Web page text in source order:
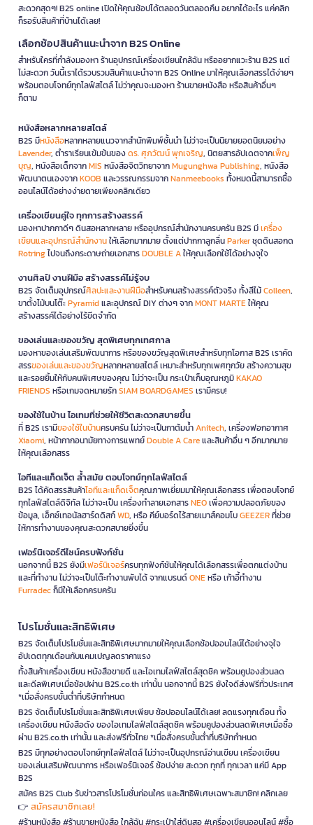
สะดวกสุดๆ! B2S online เปิดให้คุณช้อปได้ตลอดวันตลอดคืน อยากได้อะไร แค่คลิก
ก็รอรับสินค้าที่บ้านได้เลย!
เลือกช้อปสินค้าแนะนำจาก B2S Online
สำหรับใครที่กำลังมองหา ร้านอุปกรณ์เครื่องเขียนใกล้ฉัน หรืออยากแวะร้าน B2S แต่
ไม่สะดวก วันนี้เราได้รวบรวมสินค้าแนะนำจาก B2S Online มาให้คุณเลือกสรรได้ง่ายๆ
พร้อมตอบโจทย์ทุกไลฟ์สไตล์ ไม่ว่าคุณจะมองหา ร้านขายหนังสือ หรือสินค้าอื่นๆ
ก็ตาม
หนังสือหลากหลายสไตล์
B2S มีหนังสือหลากหลายแนวจากสำนักพิมพ์ชั้นนำ ไม่ว่าจะเป็นนิยายยอดนิยมอย่าง
Lavender, ตำราเรียนเข้มข้นของดร. ศุภวัฒน์ พุกเจริญ, นิตยสารอัปเดตจากเพ็ญ
บุญ, หนังสือเด็กจากMIS หนังสือจิตวิทยาจากMugunghwa Publishing, หนังสือ
พัฒนาตนเองจากKOOB และวรรณกรรมจากNanmeebooks ทั้งหมดนี้สามารถซื้อ
ออนไลน์ได้อย่างง่ายดายเพียงคลิกเดียว
เครื่องเขียนคู่ใจ ทุกการสร้างสรรค์
มองหาปากกาดีๆ ดินสอหลากหลาย หรืออุปกรณ์สำนักงานครบครัน B2S มีเครื่อง
เขียนและอุปกรณ์สำนักงานให้เลือกมากมาย ตั้งแต่ปากกาลูกลื่นParkerชุดดินสอกด
Rotringไปจนถึงกระดาษถ่ายเอกสารDOUBLE Aให้คุณเลือกใช้ได้อย่างจุใจ
งานศิลป์ งานฝีมือ สร้างสรรค์ไม่รู้จบ
B2S จัดเต็มอุปกรณ์ศิลปะและงานฝีมือสำหรับคนสร้างสรรค์ตัวจริง ทั้งสีไม้Colleen,
ขาตั้งไม้บนโต๊ะPyramidและอุปกรณ์ DIY ต่างๆ จากMONT MARTEให้คุณ
สร้างสรรค์ได้อย่างไร้ขีดจำกัด
ของเล่นและของขวัญ สุดพิเศษทุกเทศกาล
มองหาของเล่นเสริมพัฒนาการ หรือของขวัญสุดพิเศษสำหรับทุกโอกาส B2S เราคัด
สรรของเล่นและของขวัญหลากหลายสไตล์ เหมาะสำหรับทุกเพศทุกวัย สร้างความสุข
และรอยยิ้มให้กับคนพิเศษของคุณ ไม่ว่าจะเป็น กระเป๋าเก็บอุณหภูมิKAKAO
FRIENDS หรือเกมจดหมายรักSIAM BOARDGAMES เรามีครบ!
ของใช้ในบ้าน ไอเทมที่ช่วยให้ชีวิตสะดวกสบายขึ้น
ที่ B2S เรามีของใช้ในบ้านครบครัน ไม่ว่าจะเป็นกาต้มน้ำAnitech, เครื่องฟอกอากาศ
Xiaomi, หน้ากากอนามัยทางการแพทย์Double A Careและสินค้าอื่น ๆ อีกมากมาย
ให้คุณเลือกสรร
ไอทีและแก็ดเจ็ต ล้ำสมัย ตอบโจทย์ทุกไลฟ์สไตล์
B2S ได้คัดสรรสินค้าไอทีและแก็ดเจ็ตคุณภาพเยี่ยมมาให้คุณเลือกสรร เพื่อตอบโจทย์
ทุกไลฟ์สไตล์ดิจิทัล ไม่ว่าจะเป็น เครื่องทำลายเอกสารNEOเพื่อความปลอดภัยของ
ข้อมูล, เอ็กซ์เทอนัลฮาร์ดดิสก์WD, หรือ คีย์บอร์ดไร้สายเมาส์คอมโบGEEZERที่ช่วย
ให้การทำงานของคุณสะดวกสบายยิ่งขึ้น
เฟอร์นิเจอร์ดีไซน์ครบฟังก์ชั่น
นอกจากนี้ B2S ยังมีเฟอร์นิเจอร์ครบทุกฟังก์ชันให้คุณได้เลือกสรรเพื่อตกแต่งบ้าน
และที่ทำงาน ไม่ว่าจะเป็นโต๊ะทำงานพับได้ จากแบรนด์ONEหรือ เก้าอี้ทำงาน
Furradecก็มีให้เลือกครบครัน
โปรโมชั่นและสิทธิพิเศษ
B2S จัดเต็มโปรโมชั่นและสิทธิพิเศษมากมายให้คุณเลือกช้อปออนไลน์ได้อย่างจุใจ
อัปเดตทุกเดือนกับแคมเปญลดราคาแรง
ทั้งสินค้าเครื่องเขียน หนังสือขายดี และไอเทมไลฟ์สไตล์สุดชิค พร้อมคูปองส่วนลด
และดีลพิเศษเมื่อช้อปผ่าน B2S.co.th เท่านั้น นอกจากนี้ B2S ยังใจดีส่งฟรีทั่วประเทศ
*เมื่อสั่งครบขั้นต่ำที่บริษัทกำหนด
B2S จัดเต็มโปรโมชั่นและสิทธิพิเศษเพียบ ช้อปออนไลน์ได้เลย! ลดแรงทุกเดือน ทั้ง
เครื่องเขียน หนังสือดัง ของไอเทมไลฟ์สไตล์สุดชิค พร้อมคูปองส่วนลดพิเศษเมื่อซื้อ
ผ่าน B2S.co.th เท่านั้น และส่งฟรีทั่วไทย *เมื่อสั่งครบขั้นต่ำที่บริษัทกำหนด
B2S มีทุกอย่างตอบโจทย์ทุกไลฟ์สไตล์ ไม่ว่าจะเป็นอุปกรณ์อ่านเขียน เครื่องเขียน
ของเล่นเสริมพัฒนาการ หรือเฟอร์นิเจอร์ ช้อปง่าย สะดวก ทุกที่ ทุกเวลา แค่มี App
B2S
สมัคร B2S Club รับข่าวสารโปรโมชั่นก่อนใคร และสิทธิพิเศษเฉพาะสมาชิก! คลิกเลย
👉 สมัครสมาชิกเลย!
#ร้านหนังสือ #ร้านขายหนังสือ ใกล้ฉัน #กระเป๋าใส่ดินสอ #เครื่องเขียนออนไลน์ #ซื้อ